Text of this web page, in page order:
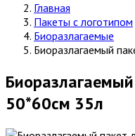
Главная
Пакеты с логотипом
Биоразлагаемые
Биоразлагаемый
50*60см 35л